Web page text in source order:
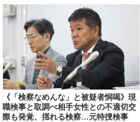
《「検察なめんな」と被疑者恫喝》現
職検事と取調べ相手女性との不適切交
際も発覚、揺れる検察…元特捜検事